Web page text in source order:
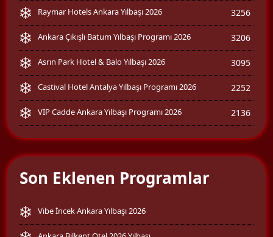
Raymar Hotels Ankara Yılbaşı 2026 3256
Ankara Çıkışlı Batum Yılbaşı Programı 2026 3206
Asrın Park Hotel & Balo Yılbaşı 2026 3095
Castival Hotel Antalya Yılbaşı Programı 2026 2252
VIP Cadde Ankara Yılbaşı Programı 2026 2136
Son Eklenen Programlar
Vibe İncek Ankara Yılbaşı 2026